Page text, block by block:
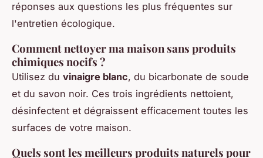
réponses aux questions les plus fréquentes sur
l'entretien écologique.
Comment nettoyer ma maison sans produits
chimiques nocifs ?
Utilisez du vinaigre blanc, du bicarbonate de soude
et du savon noir. Ces trois ingrédients nettoient,
désinfectent et dégraissent efficacement toutes les
surfaces de votre maison.
Quels sont les meilleurs produits naturels pour